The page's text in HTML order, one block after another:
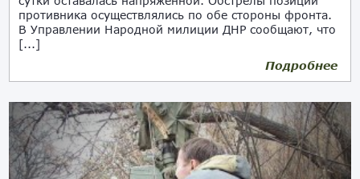
противника осуществлялись по обе стороны фронта.
В Управлении Народной милиции ДНР сообщают, что
[...]
Подробнее